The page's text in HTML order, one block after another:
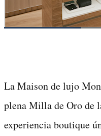
La Maison de lujo
plena Milla de Oro de
experiencia boutique